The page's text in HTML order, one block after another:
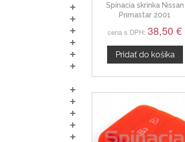
Spínacia skrinka Nissan
Primastar 2001
cena s DPH: 38,50 €
Pridať do košíka